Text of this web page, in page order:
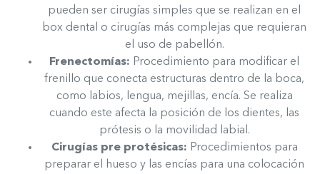
pueden ser cirugías simples que se realizan en el
box dental o cirugías más complejas que requieran
el uso de pabellón.
Frenectomías: Procedimiento para modificar el
frenillo que conecta estructuras dentro de la boca,
como labios, lengua, mejillas, encía. Se realiza
cuando este afecta la posición de los dientes, las
prótesis o la movilidad labial.
Cirugías pre protésicas: Procedimientos para
preparar el hueso y las encías para una colocación